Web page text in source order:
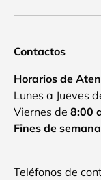
Contactos
Horarios de
Lunes a Jueves
Viernes de 8:00
Fines de
Teléfonos de